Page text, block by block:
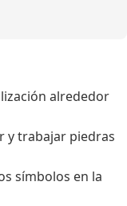
alrededor
y trabajar piedras
símbolos en la